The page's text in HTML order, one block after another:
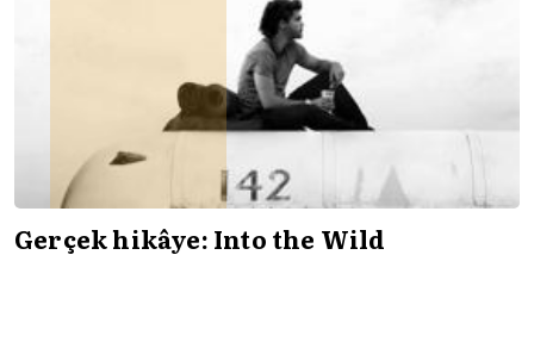
Gerçek hikâye: Into the Wild